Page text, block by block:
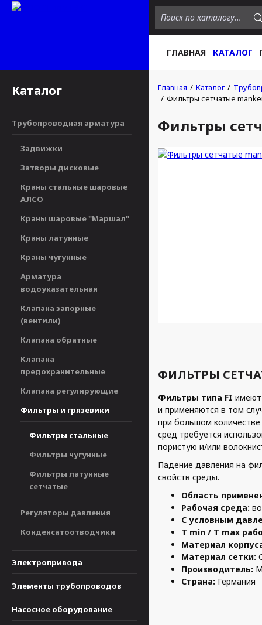
ГЛАВНАЯ КАТАЛОГ
Каталог
Трубопроводная арматура
Задвижки
Затворы дисковые
Краны стальные шаровые
АЛСО
Краны шаровые "Маршал"
Краны латунные
Краны чугунные
Арматура
водоуказательная
Клапана запорные
(вентили)
Клапана обратные
Клапана
предохранительные
Клапана регулирующие
Фильтры и грязевики
Фильтры стальные
Фильтры чугунные
Фильтры латунные
сетчатые
Регуляторы давления
Конденсатоотводчики
Электропривода
Элементы трубопроводов
Насосное оборудование
Главная Каталог
Фильтры сетчатые
Фильтры
ФИЛЬТРЫ
Фильтры типа FI имеют
и применяются в том
при большом
сред требуется
пористую и/или
Падение давления на
свойств среды.
Область
Рабочая среда:
С условным
T min / T max
Материал
Материал сетки:
Производитель:
Страна: Германия